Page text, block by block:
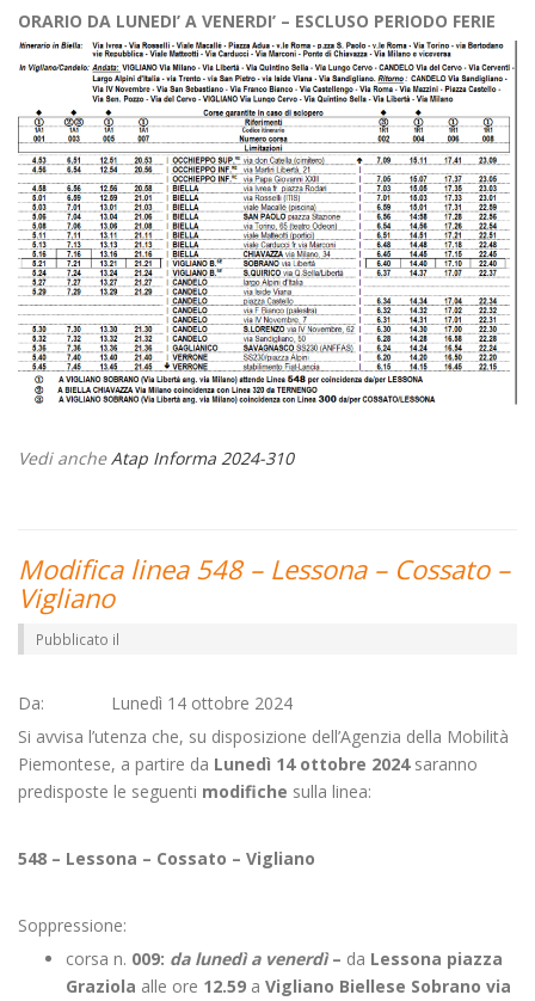
ORARIO DA LUNEDI’ A VENERDI’ – ESCLUSO PERIODO FERIE
Vedi ancheAtap Informa 2024-310
Modifica linea 548 – Lessona – Cossato –
Vigliano
Pubblicato il
Da: Lunedì 14 ottobre 2024
Si avvisa l’utenza che, su disposizione dell’Agenzia della Mobilità
Piemontese, a partire da Lunedì 14 ottobre 2024saranno
predisposte le seguenti modifiche sulla linea:
548 – Lessona – Cossato – Vigliano
Soppressione:
corsa n. 009: da lunedì a venerdì– da Lessona piazza
Graziola alle ore 12.59 a Vigliano Biellese Sobrano via